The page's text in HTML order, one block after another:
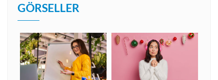
GÖRSELLER